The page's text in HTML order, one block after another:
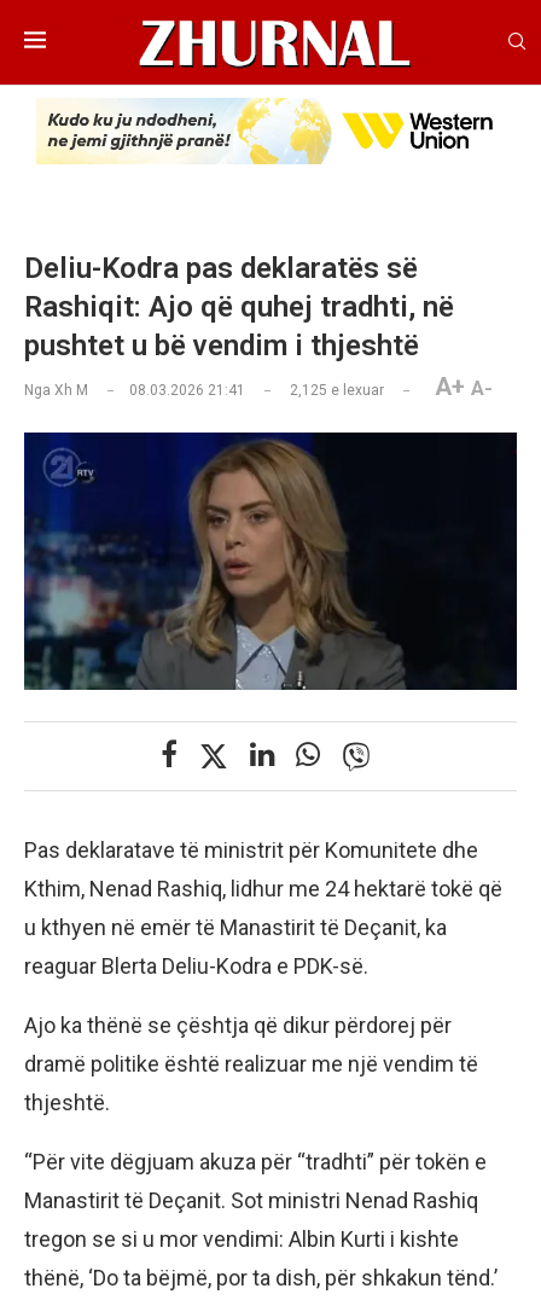
Deliu-Kodra pas deklaratës së
Rashiqit: Ajo që quhej tradhti, në
pushtet u bë vendim i thjeshtë
Nga Xh M 08.03.2026 21:41 2,125 e lexuar A+ A-
Pas deklaratave të ministrit për Komunitete dhe
Kthim, Nenad Rashiq, lidhur me 24 hektarë tokë që
u kthyen në emër të Manastirit të Deçanit, ka
reaguar Blerta Deliu-Kodra e PDK-së.
Ajo ka thënë se çështja që dikur përdorej për
dramë politike është realizuar me një vendim të
thjeshtë.
“Për vite dëgjuam akuza për “tradhti” për tokën e
Manastirit të Deçanit. Sot ministri Nenad Rashiq
tregon se si u mor vendimi: Albin Kurti i kishte
thënë, ‘Do ta bëjmë, por ta dish, për shkakun tënd.’